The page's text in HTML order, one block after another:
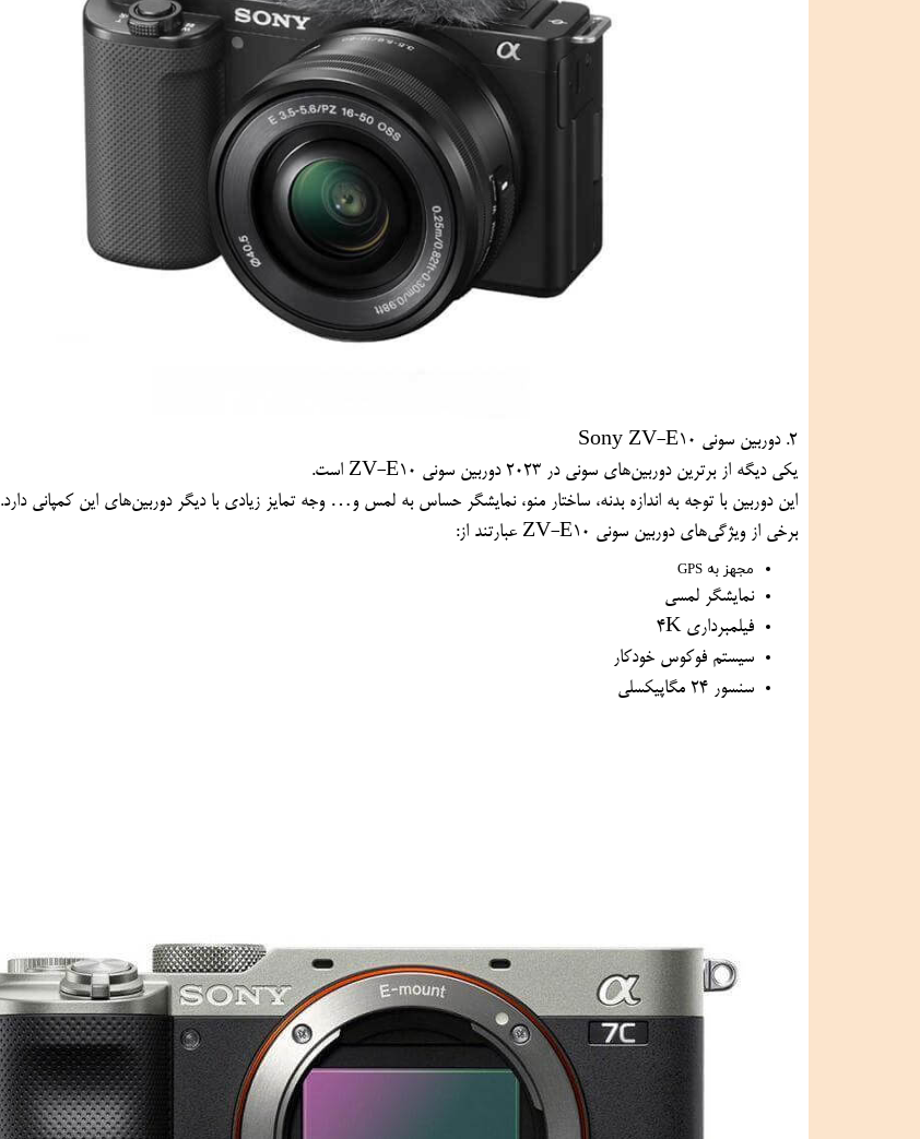
2. دوربین سونی Sony ZV-E10
یکی دیگه از برترین دوربین‌های سونی در 2023 دوربین سونی ZV-E10 است.
این دوربین با توجه به اندازه بدنه، ساختار منو، نمایشگر حساس به لمس و… وجه تمایز زیادی با دیگر دوربین‌های این کمپانی دارد.
برخی از ویژگی‌های دوربین سونی ZV-E10 عبارتند از:
مجهز به GPS
نمایشگر لمسی
فیلمبرداری 4K
سیستم فوکوس خودکار
سنسور 24 مگاپیکسلی